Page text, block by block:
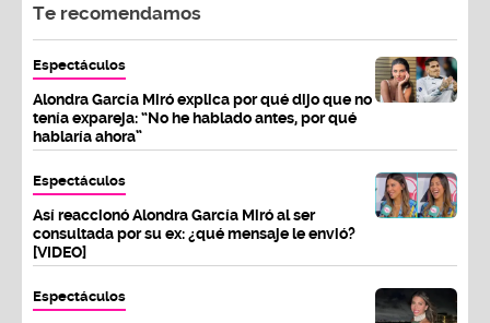
Te recomendamos
Espectáculos
Alondra García Miró explica por qué dijo que no
tenía expareja: “No he hablado antes, por qué
hablaría ahora”
Espectáculos
Así reaccionó Alondra García Miró al ser
consultada por su ex: ¿qué mensaje le envió?
[VIDEO]
Espectáculos